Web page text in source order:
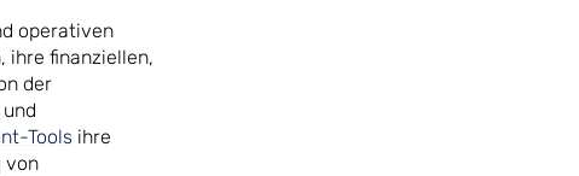
operativen
ihre finanziellen,
der
Tools ihre
von